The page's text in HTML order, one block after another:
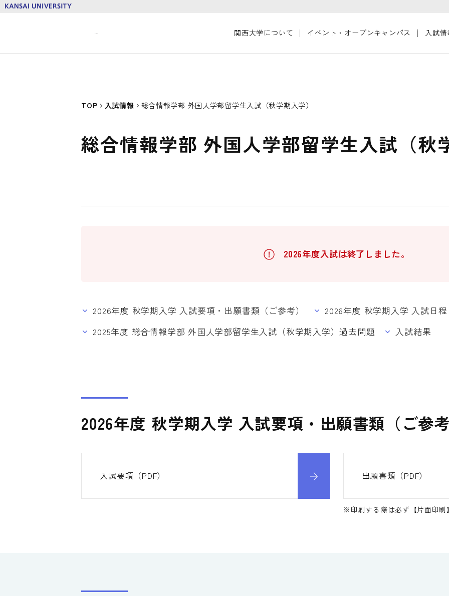
関西大学について イベント・オープンキャンパス 入試
TOP 入試情報 総合情報学部 外国人学部留学生入試（秋学期入学）
総合情報学部 外国人学部留学生入試（秋
2026年度入試は終了しました。
2026年度 秋学期入学 入試要項・出願書類（ご参考）
2026年度 秋学期入学 入試日
2025年度 総合情報学部 外国人学部留学生入試（秋学期入学）過去問題
入試結果
2026年度 秋学期入学 入試要項・出願書類（ご参
入試要項（PDF） 出願書類（PDF）
※ 印刷する際は必ず【片面印